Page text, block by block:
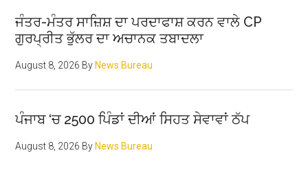
ਜੰਤਰ-ਮੰਤਰ ਸਾਜ਼ਿਸ਼ ਦਾ ਪਰਦਾਫਾਸ਼ ਕਰਨ ਵਾਲੇ CP
ਗੁਰਪ੍ਰੀਤ ਭੁੱਲਰ ਦਾ ਅਚਾਨਕ ਤਬਾਦਲਾ
August 8, 2026 By News Bureau
ਪੰਜਾਬ ‘ਚ 2500 ਪਿੰਡਾਂ ਦੀਆਂ ਸਿਹਤ ਸੇਵਾਵਾਂ ਠੱਪ
August 8, 2026 By News Bureau